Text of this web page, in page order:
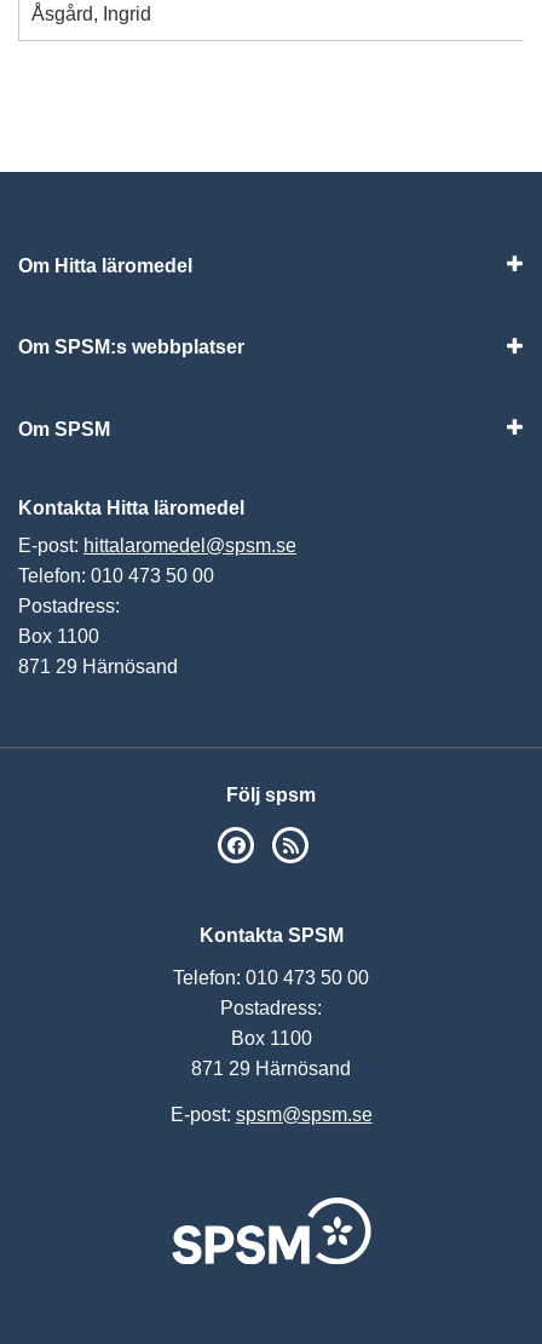
Åsgård, Ingrid
Om Hitta läromedel
Om SPSM:s webbplatser
Om SPSM
Kontakta Hitta läromedel
E-post: hittalaromedel@spsm.se
Telefon: 010 473 50 00
Postadress:
Box 1100
871 29 Härnösand
Följ spsm
SPSM på Facebook
Kontakta SPSM
Telefon: 010 473 50 00
Postadress:
Box 1100
871 29 Härnösand
E-post: spsm@spsm.se